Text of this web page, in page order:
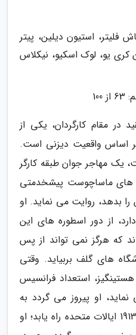
فلیتر، استیون دیلین، پیتر
کری یو، لوک اسکیو، نیکلاس
در مقام کارگردان، یکی از
اساس واقعیت دیزنی است.
یک مهاجر جوان طبقه کارگر
های ماساچوست پیشخدمتی
بدهد، روایت می نماید. او
از دور اسطوره های این
که هرگز نمی تواند از پس
های گلف بربیاید. وقتی
استعداد فرانسیس
او پیروز می گردد به
مسابقات قهرمانی گلف سال 1913 ایالات متحده راه یابد؛ او